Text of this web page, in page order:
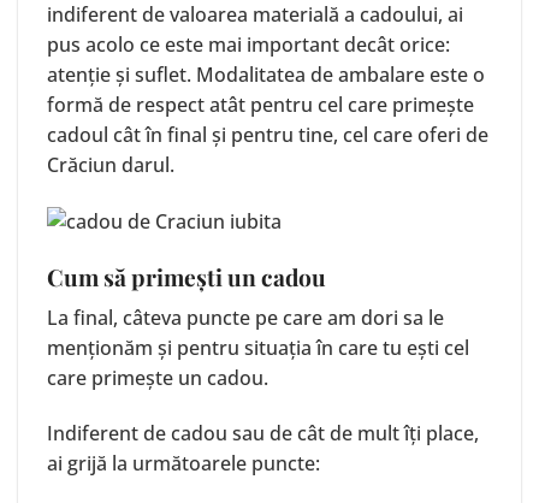
indiferent de valoarea materială a cadoului, ai
pus acolo ce este mai important decât orice:
atenție și suflet. Modalitatea de ambalare este o
formă de respect atât pentru cel care primește
cadoul cât în final și pentru tine, cel care oferi de
Crăciun darul.
Cum să primești un cadou
La final, câteva puncte pe care am dori sa le
menționăm și pentru situația în care tu ești cel
care primește un cadou.
Indiferent de cadou sau de cât de mult îți place,
ai grijă la următoarele puncte: